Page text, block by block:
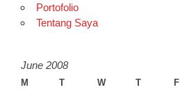
Portofolio
Tentang Saya
June 2008
M T W T F